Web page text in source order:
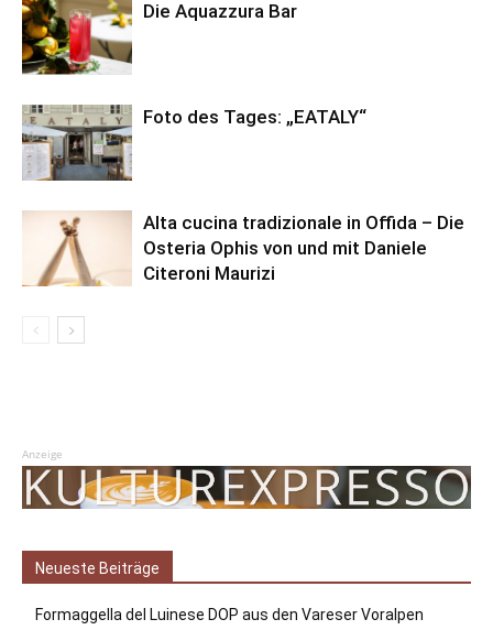
Die Aquazzura Bar
Foto des Tages: „EATALY“
Alta cucina tradizionale in Offida – Die
Osteria Ophis von und mit Daniele
Citeroni Maurizi
Anzeige
Neueste Beiträge
Formaggella del Luinese DOP aus den Vareser Voralpen